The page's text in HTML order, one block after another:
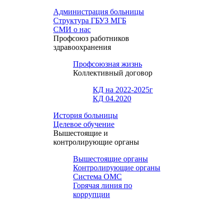
Администрация больницы
Структура ГБУЗ МГБ
СМИ о нас
Профсоюз работников
здравоохранения
Профсоюзная жизнь
Коллективный договор
КД на 2022-2025г
КД 04.2020
История больницы
Целевое обучение
Вышестоящие и
контролирующие органы
Вышестоящие органы
Контролирующие органы
Система ОМС
Горячая линия по
коррупции